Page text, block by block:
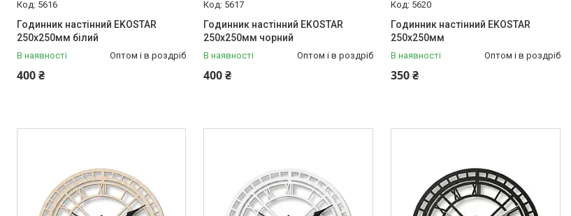
5616
Годинник настінний EKOSTAR
250х250мм білий
В наявності Оптом і в роздріб
400 ₴
5617
Годинник настінний EKOSTAR
250х250мм чорний
В наявності Оптом і в роздріб
400 ₴
5620
Годинник настінний EKOSTAR
250х250мм
В наявності Оптом і в роздріб
350 ₴